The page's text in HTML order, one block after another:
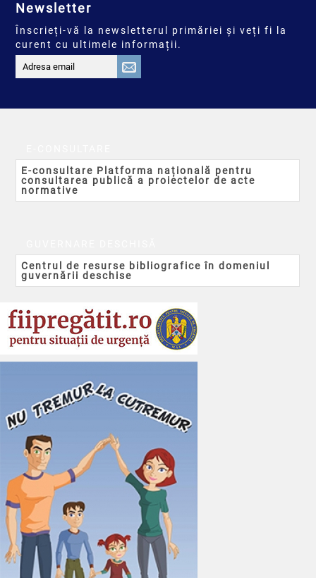
Newsletter
Înscrieți-vă la newsletterul primăriei și veți fi la
curent cu ultimele informații.
E-consultare Platforma națională pentru
consultarea publică a proiectelor de acte
normative
Centrul de resurse bibliografice în domeniul
guvernării deschise